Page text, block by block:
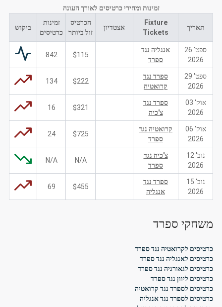
זמינות ומחירי כרטיסים לאורך העונה
תאריך
Fixture
Tickets
אצטדיון
הכרטיס
זול ביותר
זמינות
כרטיסים
ביקוש
ספט' 26
2026
אנגליה נגד
ספרד
$115
842
ספט' 29
2026
ספרד נגד
קרואטיה
$222
134
אוק' 03
2026
ספרד נגד
צ'כיה
$321
16
אוק' 06
2026
קרואטיה נגד
ספרד
$725
24
נוב' 12
2026
צ'כיה נגד
ספרד
N/A
N/A
נוב' 15
2026
ספרד נגד
אנגליה
$455
69
משחקי ספרד
כרטיסים לקרואטיה נגד ספרד
כרטיסים לאנגליה נגד ספרד
כרטיסים לגאורגיה נגד ספרד
כרטיסים ליוון נגד ספרד
כרטיסים לספרד נגד קרואטיה
כרטיסים לספרד נגד אנגליה